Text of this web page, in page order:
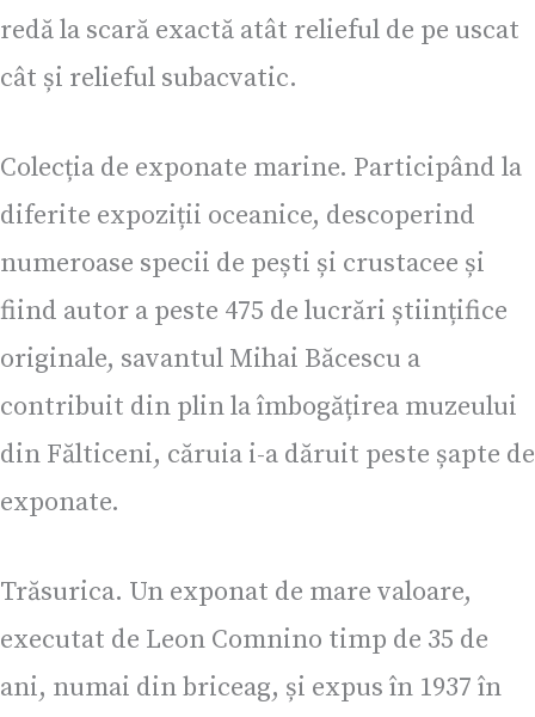
redă la scară exactă atât relieful de pe uscat
cât și relieful subacvatic.
Colecția de exponate marine. Participând la
diferite expoziții oceanice, descoperind
numeroase specii de pești și crustacee și
fiind autor a peste 475 de lucrări științifice
originale, savantul Mihai Băcescu a
contribuit din plin la îmbogățirea muzeului
din Fălticeni, căruia i-a dăruit peste șapte de
exponate.
Trăsurica. Un exponat de mare valoare,
executat de Leon Comnino timp de 35 de
ani, numai din briceag, și expus în 1937 în